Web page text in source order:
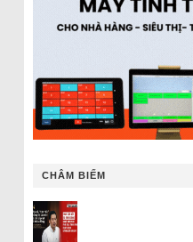
CHÂM BIẾM